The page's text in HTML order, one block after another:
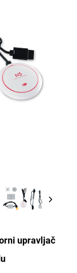
upravljač